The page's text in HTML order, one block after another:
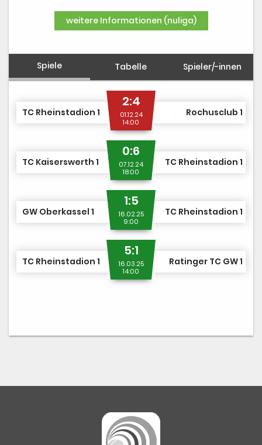
weitere Informationen (nuliga)
Spiele Tabelle Spieler/-innen
TC Rheinstadion 1
2:4
01.12.24
14:00
Rochusclub 1
TC Kaiserswerth 1
0:6
07.12.24
18:00
TC Rheinstadion 1
GW Oberkassel 1
1:5
16.02.25
9:00
TC Rheinstadion 1
TC Rheinstadion 1
5:1
16.03.25
14:00
Ratinger TC GW 1